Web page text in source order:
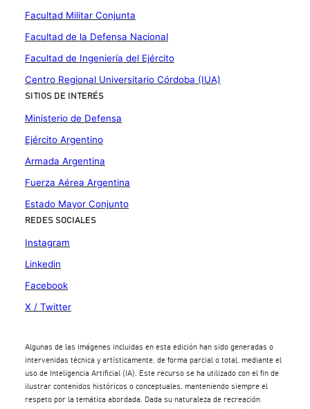
Facultad Militar Conjunta
Facultad de la Defensa Nacional
Facultad de Ingeniería del Ejército
Centro Regional Universitario Córdoba (IUA)
SITIOS DE INTERÉS
Ministerio de Defensa
Ejército Argentino
Armada Argentina
Fuerza Aérea Argentina
Estado Mayor Conjunto
REDES SOCIALES
Instagram
Linkedin
Facebook
X / Twitter
Algunas de las imágenes incluidas en esta edición han sido generadas o
intervenidas técnica y artísticamente, de forma parcial o total, mediante el
uso de Inteligencia Artificial (IA). Este recurso se ha utilizado con el fin de
ilustrar contenidos históricos o conceptuales, manteniendo siempre el
respeto por la temática abordada. Dada su naturaleza de recreación